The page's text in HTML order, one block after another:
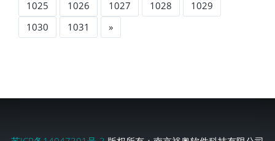
1025
1026 1027 1028
1029
1030
1031 »